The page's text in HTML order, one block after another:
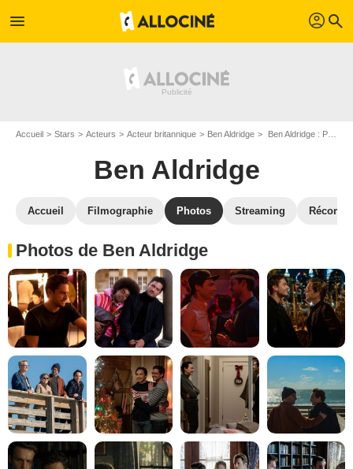
menu profil search
Accueil Stars Acteurs Acteur britannique Ben Aldridge Ben Aldridge : Photos de ses films et séries
Ben Aldridge
Accueil Filmographie Photos Streaming
Photos de Ben Aldridge